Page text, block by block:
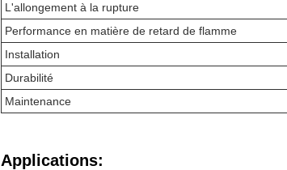
L'allongement à la rupture
Performance en matière de retard de flamme
Installation
Durabilité
Maintenance
Applications: